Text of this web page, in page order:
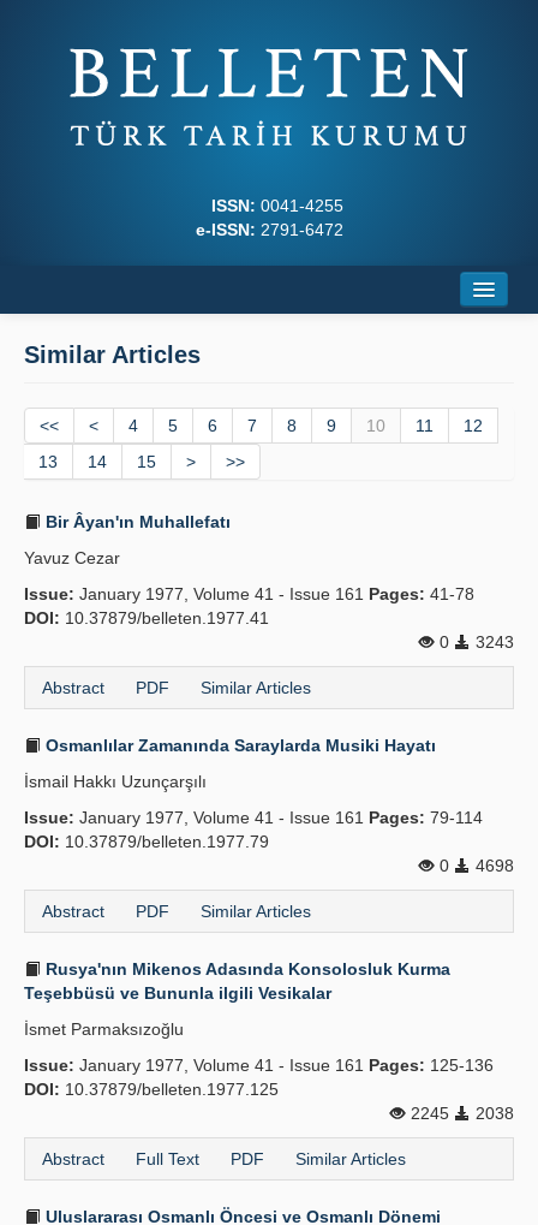
ISSN: 0041-4255
e-ISSN: 2791-6472
Journal Boards
Writing Rules
Principles
Publication Policies
Guidelines
Contact Us
Similar Articles
<< < 4 5 6 7 8 9 10 11
12
13
14 15 > >>
Bir Âyan'ın Muhallefatı
Yavuz Cezar
Issue: January 1977, Volume 41 - Issue 161 Pages: 41-78
DOI: 10.37879/belleten.1977.41
0
3243
Abstract PDF Similar Articles
Osmanlılar Zamanında Saraylarda Musiki Hayatı
İsmail Hakkı Uzunçarşılı
Issue: January 1977, Volume 41 - Issue 161 Pages: 79-114
DOI: 10.37879/belleten.1977.79
0
4698
Abstract PDF Similar Articles
Rusya'nın Mikenos Adasında Konsolosluk Kurma
Teşebbüsü ve Bununla ilgili Vesikalar
İsmet Parmaksızoğlu
Issue: January 1977, Volume 41 - Issue 161 Pages: 125-136
DOI: 10.37879/belleten.1977.125
2245
2038
Abstract Full Text PDF Similar Articles
Uluslararası Osmanlı Öncesi ve Osmanlı Dönemi